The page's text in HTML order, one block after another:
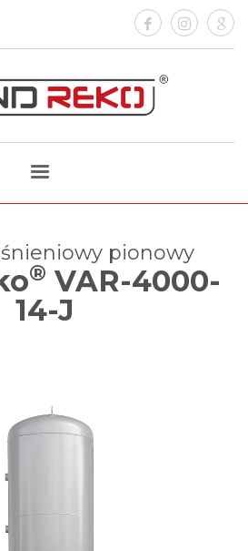
pionowy
® VAR-4000-
14-J